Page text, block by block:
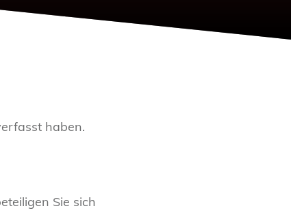
haben.
Sie sich